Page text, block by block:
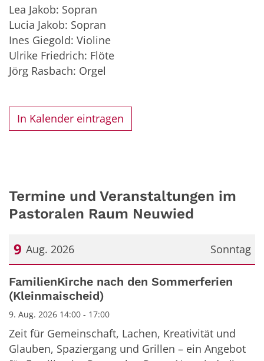
Lea Jakob: Sopran
Lucia Jakob: Sopran
Ines Giegold: Violine
Ulrike Friedrich: Flöte
Jörg Rasbach: Orgel
In Kalender eintragen
Termine und Veranstaltungen im
Pastoralen Raum Neuwied
Sonntag
9 Aug. 2026
Datum: 9. August 2026
FamilienKirche nach den Sommerferien
(Kleinmaischeid)
9. Aug. 2026 14:00 - 17:00
Zeit für Gemeinschaft, Lachen, Kreativität und
Glauben, Spaziergang und Grillen – ein Angebot